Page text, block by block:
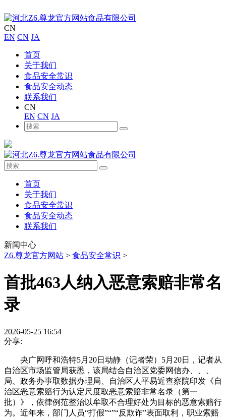
CN
EN CN JA
首页
关于我们
食品安全常识
食品安全动态
联系我们
CN
EN CN JA
首页
关于我们
食品安全常识
食品安全动态
联系我们
新闻中心
Z6.尊龙官方网站 > 食品安全常识 >
首批463人纳入恶意索赔非常名
录
2026-05-25 16:54
分享:
央广网呼和浩特5月20日动静（记者荣）5月20日，记者从
自治区市场监管局获悉，该局结合自治区党委网信办、、、
局、政务办事取数据办理局、自治区人平易近查察院印发《自
治区恶意索赔行为认定尺度取恶意索赔非常名录（第一
批）》，依律例范整治以牟取不合理好处为目标的恶意索赔行
为。近年来，部门人员“打假”“”“反欺诈”表面取利，职业索赔